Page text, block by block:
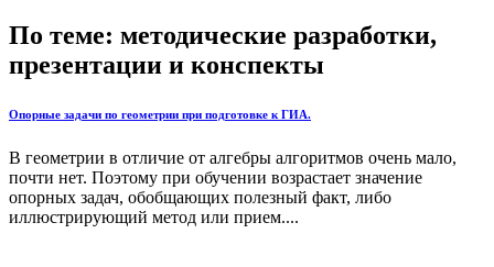
По теме: методические разработки,
презентации и конспекты
Опорные задачи по геометрии при подготовке к ГИА.
В геометрии в отличие от алгебры алгоритмов очень мало,
почти нет. Поэтому при обучении возрастает значение
опорных задач, обобщающих полезный факт, либо
иллюстрирующий метод или прием....